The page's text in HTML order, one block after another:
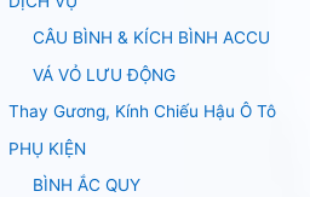
CÂU BÌNH & KÍCH BÌNH ACCU
VÁ VỎ LƯU ĐỘNG
Thay Gương, Kính Chiếu Hậu Ô Tô
PHỤ KIỆN
BÌNH ẮC QUY